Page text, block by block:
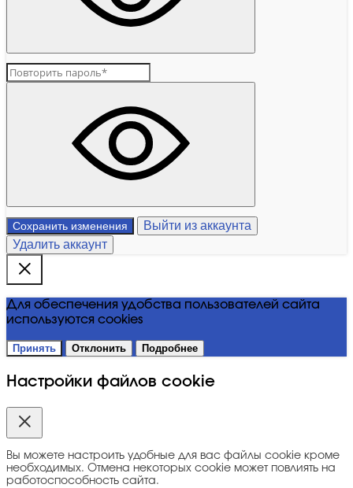
Сохранить изменения
Выйти из аккаунта
Удалить аккаунт
Для обеспечения удобства пользователей сайта
используются cookies
Принять Отклонить Подробнее
Настройки файлов cookie
Вы можете настроить удобные для вас файлы cookie кроме
необходимых. Отмена некоторых cookie может повлиять на
работоспособность сайта.